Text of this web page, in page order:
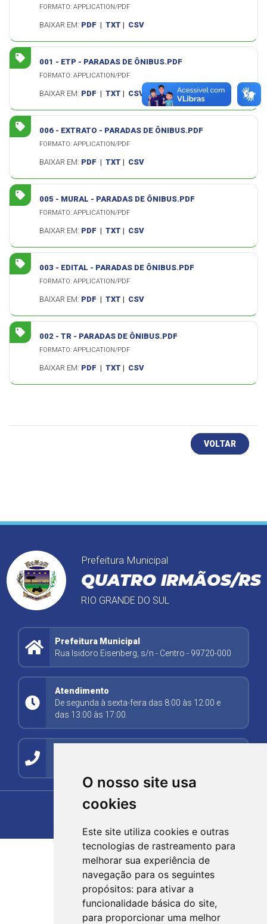
O nosso site usa
cookies
Este site utiliza cookies e outras
tecnologias de rastreamento para
melhorar sua experiência de
navegação para os seguintes
propósitos: para ativar a
funcionalidade básica do site,
para proporcionar uma melhor
FORMATO: APPLICATION/PDF
BAIXAR EM: PDF | TXT | CSV
001 - ETP - PARADAS DE ÔNIBUS.PDF
FORMATO: APPLICATION/PDF
BAIXAR EM: PDF | TXT | CSV
006 - EXTRATO - PARADAS DE ÔNIBUS.PDF
FORMATO: APPLICATION/PDF
BAIXAR EM: PDF | TXT | CSV
005 - MURAL - PARADAS DE ÔNIBUS.PDF
FORMATO: APPLICATION/PDF
BAIXAR EM: PDF | TXT | CSV
003 - EDITAL - PARADAS DE ÔNIBUS.PDF
FORMATO: APPLICATION/PDF
BAIXAR EM: PDF | TXT | CSV
002 - TR - PARADAS DE ÔNIBUS.PDF
FORMATO: APPLICATION/PDF
BAIXAR EM: PDF | TXT | CSV
VOLTAR
Prefeitura Municipal
QUATRO IRMÃOS/RS
RIO GRANDE DO SUL
Prefeitura Municipal
Rua Isidoro Eisenberg, s/n - Centro - 99720-000
Atendimento
De segunda à sexta-feira das 8:00 às 12:00 e
das 13:00 às 17:00.